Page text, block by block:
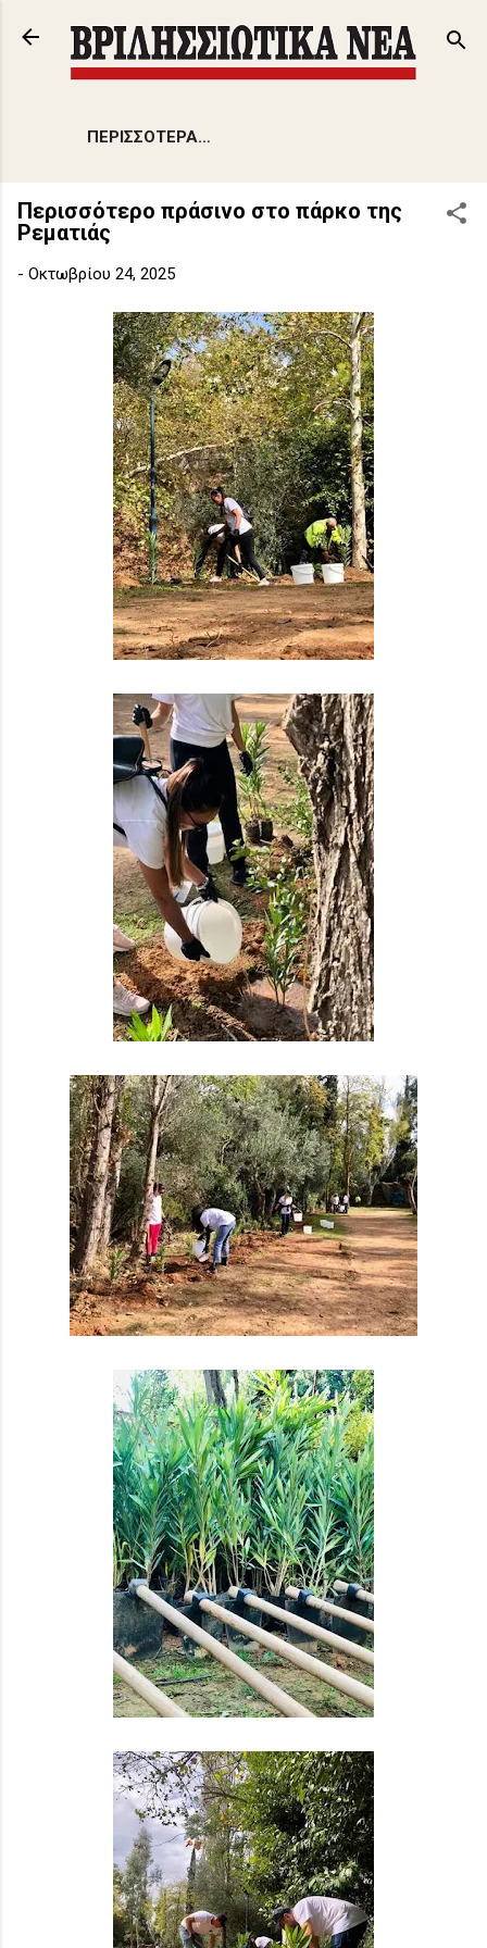
Μετάβαση στο κύριο περιεχόμενο
ΠΕΡΙΣΣΌΤΕΡΑ…
Περισσότερο πράσινο στο πάρκο της
Ρεματιάς
- Οκτωβρίου 24, 2025